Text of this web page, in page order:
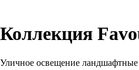
Коллекция
Уличное освещение ландшафтные